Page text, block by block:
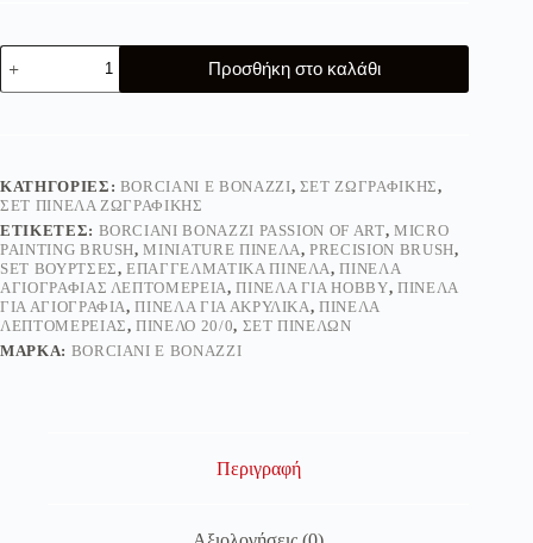
Σετ
πινέλα
για
-
borciani
e
bonazzi
ποσότητα
Προσθήκη στο καλάθι
ΚΑΤΗΓΟΡΊΕΣ: BORCIANI E BONAZZI, ΣΕΤ ΖΩΓΡΑΦΙΚΉΣ,
ΣΕΤ ΠΙΝΈΛΑ ΖΩΓΡΑΦΙΚΉΣ
ΕΤΙΚΈΤΕΣ: BORCIANI BONAZZI PASSION OF ART, MICRO
PAINTING BRUSH,MINIATURE ΠΙΝΈΛΑ,PRECISION BRUSH,
SET ΒΟΎΡΤΣΕΣ,ΕΠΑΓΓΕΛΜΑΤΙΚΆ ΠΙΝΈΛΑ,ΠΙΝΈΛΑ
ΑΓΙΟΓΡΑΦΊΑΣ ΛΕΠΤΟΜΈΡΕΙΑ,ΠΙΝΈΛΑ ΓΙΑ HOBBY, ΠΙΝΈΛΑ
ΓΙΑ ΑΓΙΟΓΡΑΦΊΑ,ΠΙΝΈΛΑ ΓΙΑ ΑΚΡΥΛΙΚΆ,ΠΙΝΈΛΑ
ΛΕΠΤΟΜΈΡΕΙΑΣ,ΠΙΝΈΛΟ 20/0, ΣΕΤ ΠΙΝΈΛΩΝ
ΜΆΡΚΑ: BORCIANI E BONAZZI
Περιγραφή